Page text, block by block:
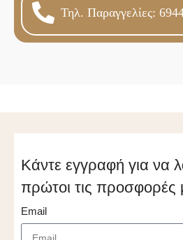
Τηλ. Παραγγελίες:
Κάντε εγγραφή για να
πρώτοι τις προσφορές
Email